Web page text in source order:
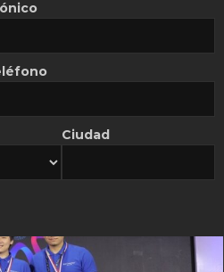
NEWS
Libre por costos
MARZO, 2026
Ciudad